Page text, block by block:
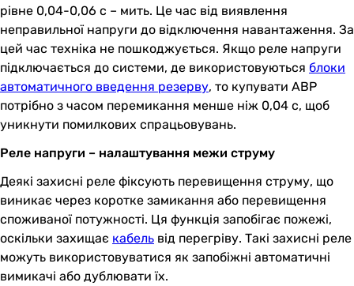
рівне 0,04-0,06 с – мить. Це час від виявлення
неправильної напруги до відключення навантаження. За
цей час техніка не пошкоджується. Якщо реле напруги
підключається до системи, де використовуються блоки
автоматичного введення резерву, то купувати АВР
потрібно з часом перемикання менше ніж 0,04 с, щоб
уникнути помилкових спрацьовувань.
Реле напруги – налаштування межи струму
Деякі захисні реле фіксують перевищення струму, що
виникає через коротке замикання або перевищення
споживаної потужності. Ця функція запобігає пожежі,
оскільки захищає кабель від перегріву. Такі захисні реле
можуть використовуватися як запобіжні автоматичні
вимикачі або дублювати їх.